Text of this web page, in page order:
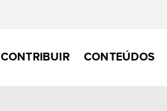
CONTRIBUIR CONTEÚDOS